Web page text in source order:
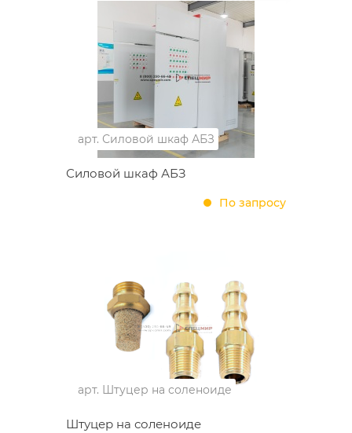
арт. Силовой шкаф АБЗ
Силовой шкаф АБЗ
По запросу
арт. Штуцер на соленоиде
Штуцер на соленоиде